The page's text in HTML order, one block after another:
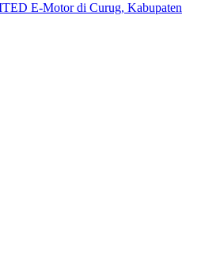
E-Motor di Curug, Kabupaten